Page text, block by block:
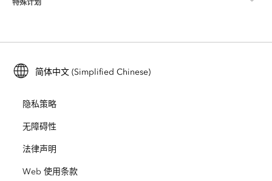
Esri Store
用户研究和测试
Esri 年轻专家关系网
位置智能
培训
ArcUser
ArcNews
ArcWatch
Esri Press
关于 Esri
招贤纳士
开放视野
业务行为准则
特殊计划
ArcGIS for Student Use
保护
教育
简体中文 (Simplified Chinese)
隐私策略
无障碍性
法律声明
Web 使用条款